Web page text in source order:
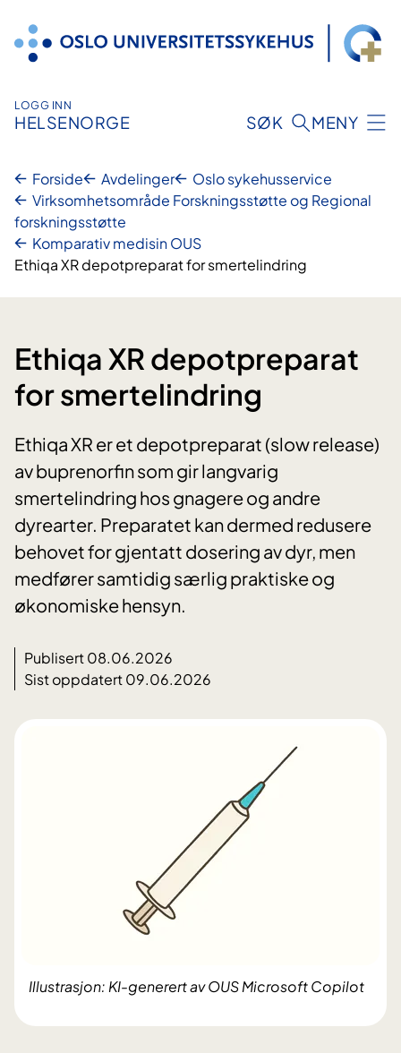
innhold
LOGG INN
HELSENORGE SØK MENY
Forside Avdelinger
Oslo sykehusservice
Virksomhetsområde Forskningsstøtte og Regional
forskningsstøtte
Komparativ medisin OUS
Ethiqa XR depotpreparat for smertelindring
Ethiqa XR depotpreparat
for smertelindring
Ethiqa XR er et depotpreparat (slow release)
av buprenorfin som gir langvarig
smertelindring hos gnagere og andre
dyrearter. Preparatet kan dermed redusere
behovet for gjentatt dosering av dyr, men
medfører samtidig særlig praktiske og
økonomiske hensyn.
Publisert 08.06.2026
Sist oppdatert 09.06.2026
Illustrasjon: KI-generert av OUS Microsoft Copilot